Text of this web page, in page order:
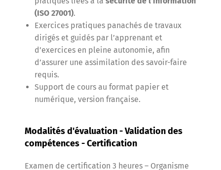
(ISO 27001).
Exercices pratiques panachés de travaux
dirigés et guidés par l’apprenant et
d’exercices en pleine autonomie, afin
d’assurer une assimilation des savoir-faire
requis.
Support de cours au format papier et
numérique, version française.
Modalités d'évaluation - Validation des
compétences - Certification
Examen de certification 3 heures – Organisme